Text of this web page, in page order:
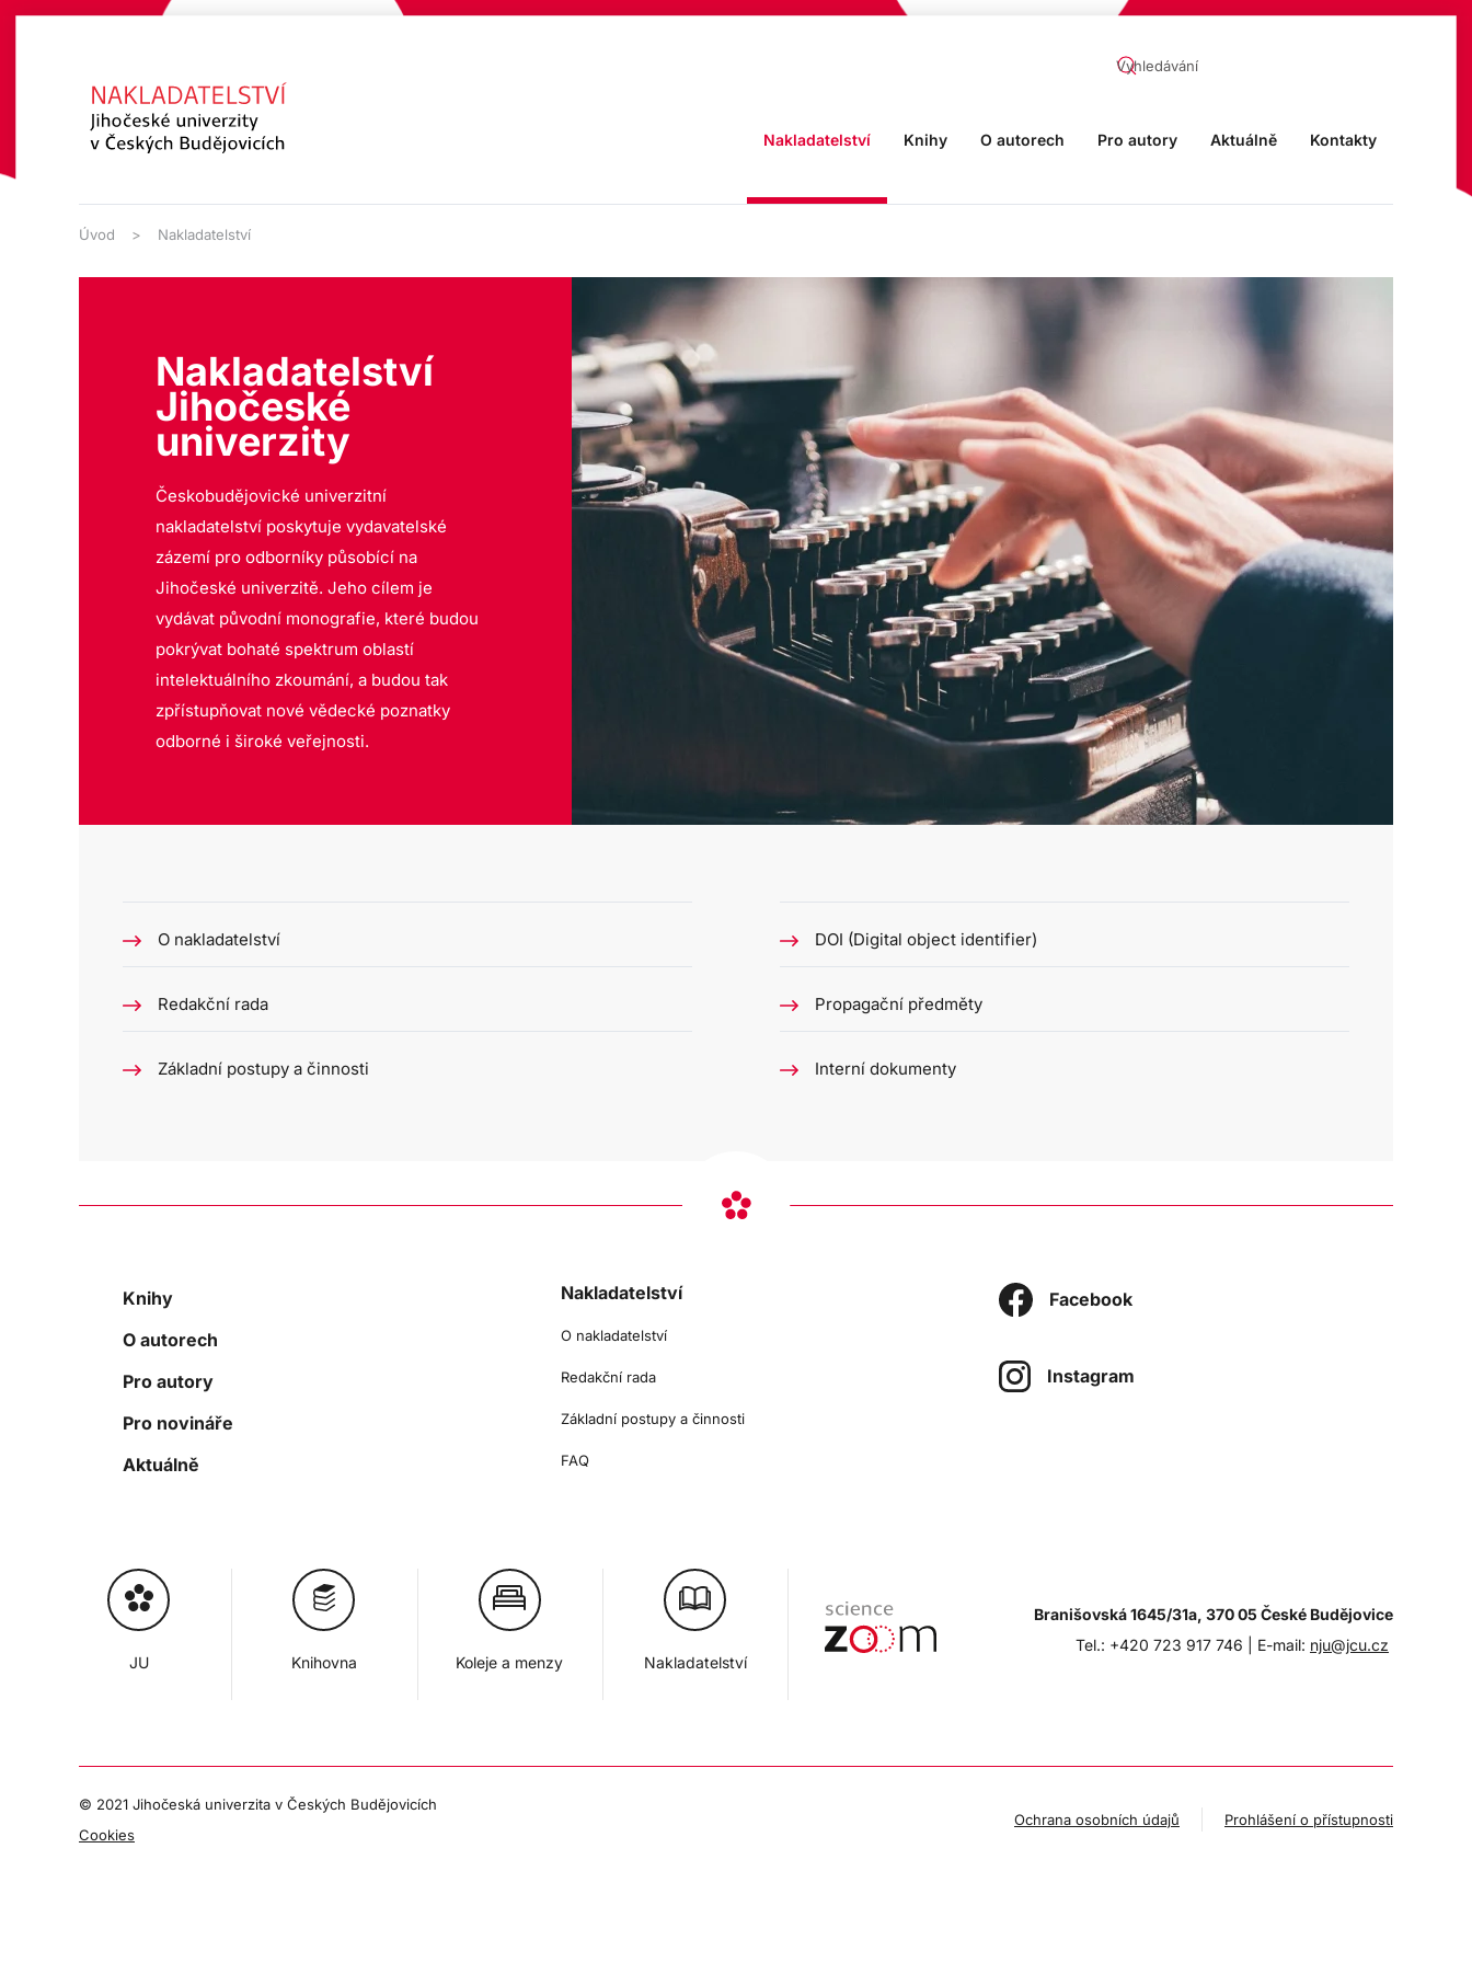
Nakladatelství Knihy O autorech Pro autory Aktuálně Kontakty
Úvod Nakladatelství
Nakladatelství
Jihočeské
univerzity
Českobudějovické univerzitní
nakladatelství poskytuje vydavatelské
zázemí pro odborníky působící na
Jihočeské univerzitě. Jeho cílem je
vydávat původní monografie, které budou
pokrývat bohaté spektrum oblastí
intelektuálního zkoumání, a budou tak
zpřístupňovat nové vědecké poznatky
odborné i široké veřejnosti.
O nakladatelství
Redakční rada
Základní postupy a činnosti
DOI (Digital object identifier)
Propagační předměty
Interní dokumenty
Knihy
O autorech
Pro autory
Pro novináře
Aktuálně
Nakladatelství
O nakladatelství
Redakční rada
Základní postupy a činnosti
FAQ
Facebook
Instagram
JU Knihovna Koleje a menzy Nakladatelství
Branišovská 1645/31a, 370 05 České Budějovice
Tel.: +420 723 917 746 | E-mail: nju@jcu.cz
© 2021 Jihočeská univerzita v Českých Budějovicích
Cookies
Ochrana osobních údajů Prohlášení o přístupnosti